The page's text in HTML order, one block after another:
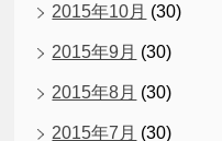
2015年10月 (30)
2015年9月 (30)
2015年8月 (30)
2015年7月 (30)